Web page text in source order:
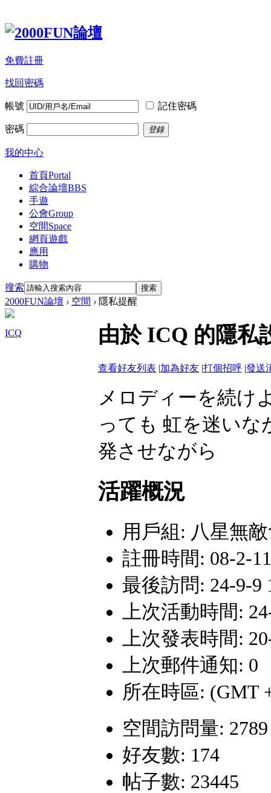
免費註冊
找回密碼
帳號 記住密碼
密碼 登錄
我的中心
首頁Portal
綜合論壇BBS
手遊
公會Group
空間Space
網頁遊戲
應用
購物
搜索 搜索
2000FUN論壇 › 空間 › 隱私提醒
ICQ 由於 ICQ 的隱私
查看好友列表 |加為好友 |打個招呼 |發送
メロディーを続け
っても 虹を迷いな
発させながら
活躍概況
用戶組: 八星無
註冊時間: 08-2-
最後訪問: 24-9-9
上次活動時間:
上次發表時間:
上次郵件通知: 0
所在時區: (GMT
空間訪問量: 2789
好友數: 174
帖子數: 23445